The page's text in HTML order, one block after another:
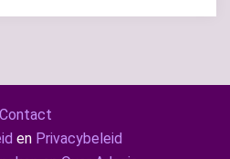
Contact
en Privacybeleid